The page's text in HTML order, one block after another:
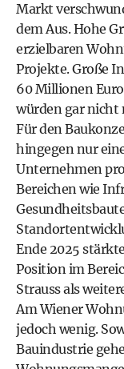
Markt
dem Aus. Hohe
erzielbaren
Projekte. Große
60 Millionen
würden gar nicht
Für den
hingegen nur
Unternehmen
Bereichen wie
Ende 2025
Position im
Strauss als
Am Wiener
jedoch wenig.
Bauindustrie